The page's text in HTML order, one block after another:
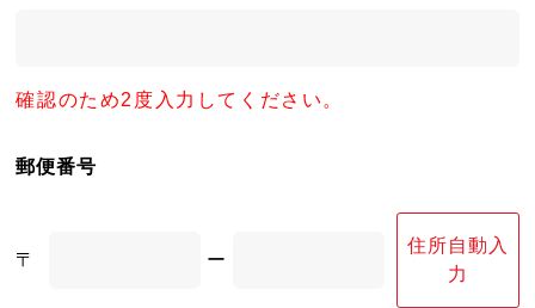
確認のため2度入力してください。
郵便番号
〒 ー
住所自動入
力